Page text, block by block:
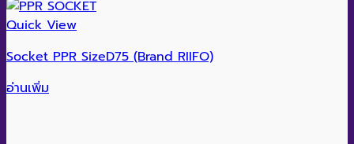
Quick View
Socket PPR SizeD75 (Brand RIIFO)
อ่านเพิ่ม